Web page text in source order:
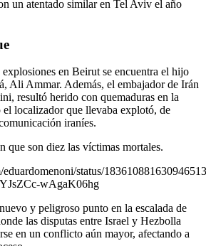
un atentado similar en Tel Aviv el año
en Beirut se encuentra el hijo
Ali Ammar. Además, el embajador de Irán
resultó herido con quemaduras en la
localizador que llevaba explotó, de
iraníes.
que son diez las víctimas mortales.
status/
wAgaK06hg
y peligroso punto en la escalada de
las disputas entre Israel y Hezbolla
en un conflicto aún mayor, afectando a